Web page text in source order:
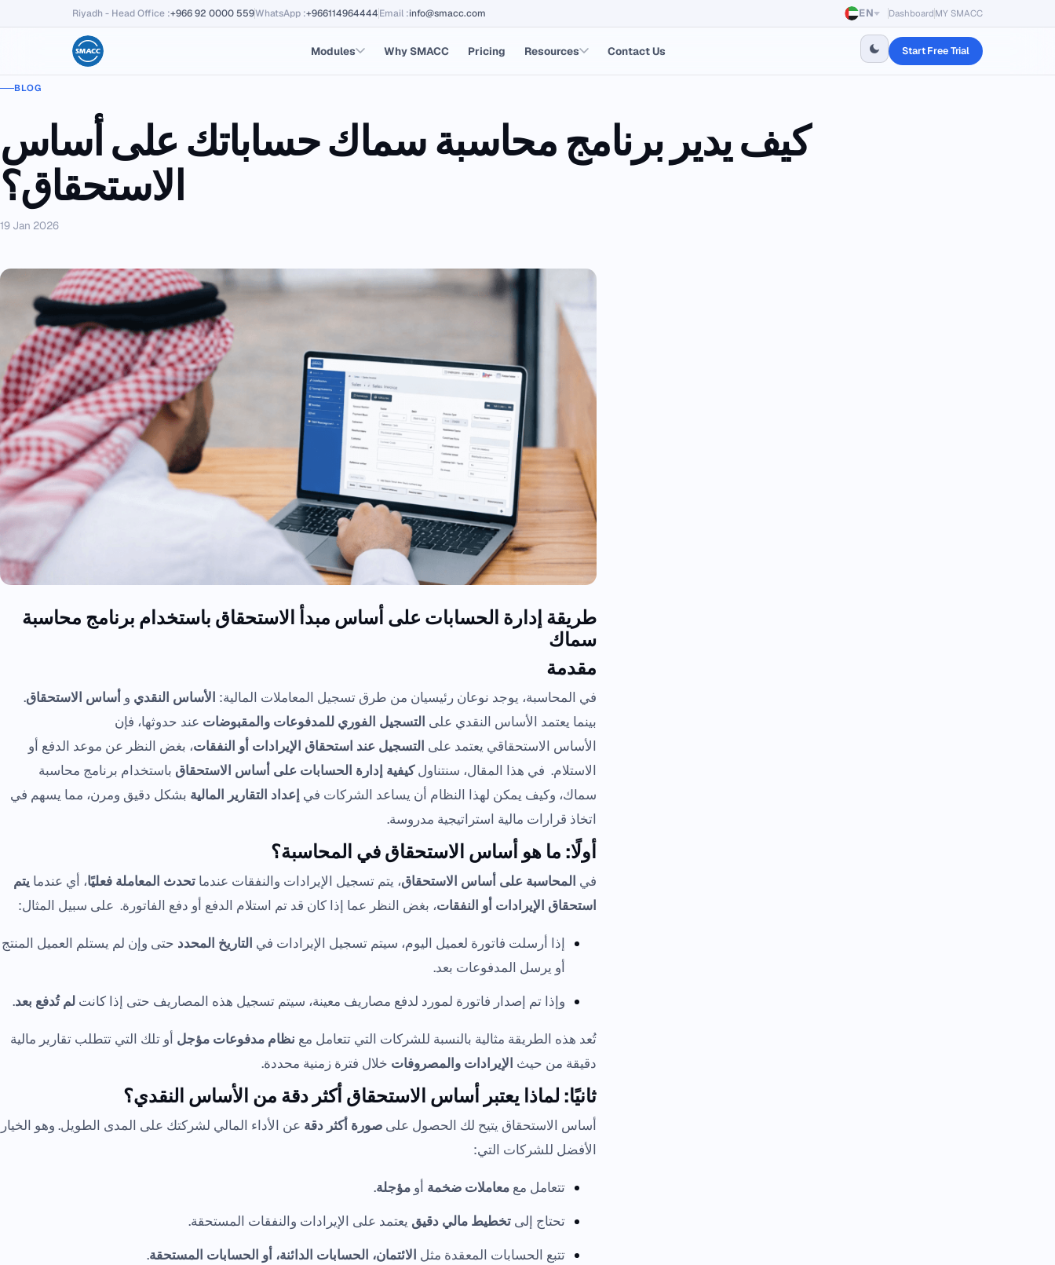
Riyadh - Head Office :+966 92 0000 559WhatsApp :+966114964444Email :info@smacc.com EN Dashboard MY SMACC
Modules Why SMACC Pricing Resources Contact Us Start Free Trial
BLOG
كيف يدير برنامج محاسبة سماك حساباتك على أساس
الاستحقاق؟
19 Jan 2026
طريقة إدارة الحسابات على أساس مبدأ الاستحقاق باستخدام برنامج محاسبة
سماك
مقدمة
في المحاسبة، يوجد نوعان رئيسيان من طرق تسجيل المعاملات المالية: الأساس النقدي و أساس الاستحقاق.
بينما يعتمد الأساس النقدي على التسجيل الفوري للمدفوعات والمقبوضات عند حدوثها، فإن
الأساس الاستحقاقي يعتمد على التسجيل عند استحقاق الإيرادات أو النفقات، بغض النظر عن موعد الدفع أو
الاستلام. في هذا المقال، سنتناولكيفية إدارة الحسابات على أساس الاستحقاق باستخدام برنامج محاسبة
سماك، وكيف يمكن لهذا النظام أن يساعد الشركات في إعداد التقارير المالية بشكل دقيق ومرن، مما يسهم في
اتخاذ قرارات مالية استراتيجية مدروسة.
أولًا: ما هو أساس الاستحقاق في المحاسبة؟
في المحاسبة على أساس الاستحقاق، يتم تسجيل الإيرادات والنفقات عندما تحدث المعاملة فعليًا، أي عندما يتم
استحقاق الإيرادات أو النفقات، بغض النظر عما إذا كان قد تم استلام الدفع أو دفع الفاتورة. على سبيل المثال:
إذا أرسلت فاتورة لعميل اليوم، سيتم تسجيل الإيرادات في التاريخ المحدد حتى وإن لم يستلم العميل المنتج
أو يرسل المدفوعات بعد.
وإذا تم إصدار فاتورة لمورد لدفع مصاريف معينة، سيتم تسجيل هذه المصاريف حتى إذا كانت لم تُدفع بعد.
تُعد هذه الطريقة مثالية بالنسبة للشركات التي تتعامل مع نظام مدفوعات مؤجل أو تلك التي تتطلب تقارير مالية
دقيقة من حيث الإيرادات والمصروفات خلال فترة زمنية محددة.
ثانيًا: لماذا يعتبر أساس الاستحقاق أكثر دقة من الأساس النقدي؟
أساس الاستحقاق يتيح لك الحصول على صورة أكثر دقة عن الأداء المالي لشركتك على المدى الطويل. وهو الخيار
الأفضل للشركات التي:
تتعامل مع معاملات ضخمة أو مؤجلة.
تحتاج إلى تخطيط مالي دقيق يعتمد على الإيرادات والنفقات المستحقة.
تتبع الحسابات المعقدة مثل الائتمان، الحسابات الدائنة، أو الحسابات المستحقة.